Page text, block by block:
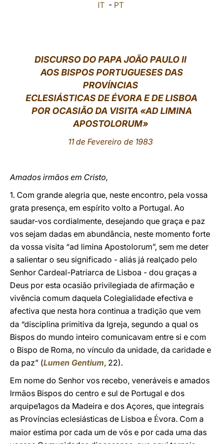
IT- PT
DISCURSO DO PAPA JOÃO PAULO II
AOS BISPOS PORTUGUESES DAS
PROVÍNCIAS
ECLESIÁSTICAS DE ÉVORA E DE LISBOA
POR OCASIÃO DA VISITA «AD LIMINA
APOSTOLORUM»
11 de Fevereiro de 1983
Amados irmãos em Cristo,
1. Com grande alegria que, neste encontro, pela vossa
grata presença, em espírito volto a Portugal. Ao
saudar-vos cordialmente, desejando que graça e paz
vos sejam dadas em abundância, neste momento forte
da vossa visita “ad limina Apostolorum”, sem me deter
a salientar o seu significado - aliás já realçado pelo
Senhor Cardeal-Patriarca de Lisboa - dou graças a
Deus por esta ocasião privilegiada de afirmação e
vivência comum daquela Colegialidade efectiva e
afectiva que nesta hora continua a tradição que vem
da “disciplina primitiva da Igreja, segundo a qual os
Bispos do mundo inteiro comunicavam entre si e com
o Bispo de Roma, no vínculo da unidade, da caridade e
da paz” (Lumen Gentium, 22).
Em nome do Senhor vos recebo, veneráveis e amados
Irmãos Bispos do centro e sul de Portugal e dos
arquipe1agos da Madeira e dos Açores, que integrais
as Províncias eclesiásticas de Lisboa e Évora. Com a
maior estima por cada um de vós e por cada uma das